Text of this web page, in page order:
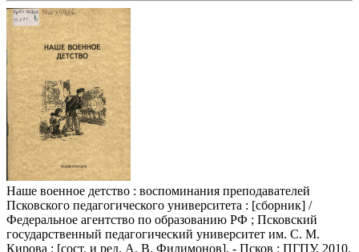
Наше военное детство : воспоминания преподавателей
Псковского педагогического университета : [сборник] /
Федеральное агентство по образованию РФ ; Псковский
государственный педагогический университет им. С. М.
Кирова ; [сост. и ред. А. В. Филимонов]. - Псков : ПГПУ, 2010.